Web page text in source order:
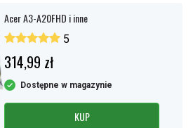
Acer A3-A20FHD i inne
5
314,99 zł
Dostępne w magazynie
KUP